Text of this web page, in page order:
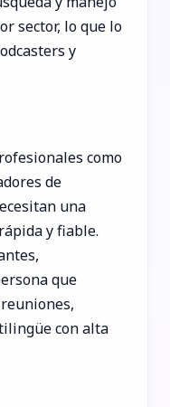
sector, lo que lo
y
como
de
una
y fiable.
que
con alta